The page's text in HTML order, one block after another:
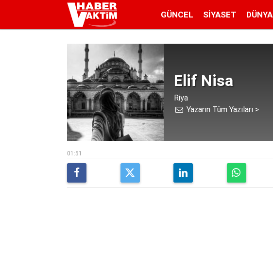
GÜNCEL SIYASET DÜNYA
Elif Nisa
Riya
Yazarın Tüm Yazıları >
01:51